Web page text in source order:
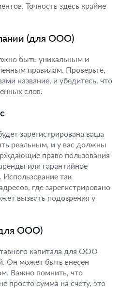
Точность здесь крайне
(для ООО)
быть уникальным и
правилам. Проверьте,
название, и убедитесь, что
слов.
зарегистрирована ваша
реальным, и у вас должны
право пользования
или гарантийное
Использование так
где зарегистрировано
вызвать подозрения у
ООО)
капитала для ООО
Он может быть внесен
Важно помнить, что
просто сумма на счету, это